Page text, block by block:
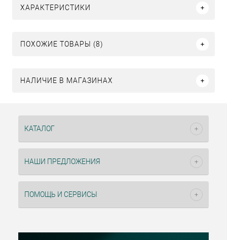
ХАРАКТЕРИСТИКИ
ПОХОЖИЕ ТОВАРЫ (8)
НАЛИЧИЕ В МАГАЗИНАХ
КАТАЛОГ
НАШИ ПРЕДЛОЖЕНИЯ
ПОМОЩЬ И СЕРВИСЫ